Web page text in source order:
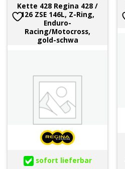
Kette 428 Regina 428 /
126 ZSE 146L, Z-Ring,
Enduro-
Racing/Motocross,
gold-schwa
sofort lieferbar